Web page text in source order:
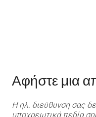
Αφήστε μια
Η ηλ. διεύθυνση σας
υποχρεωτικά πεδία